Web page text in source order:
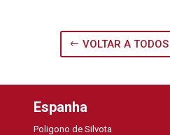
VOLTAR A
Espanha
Poligono de Silvota